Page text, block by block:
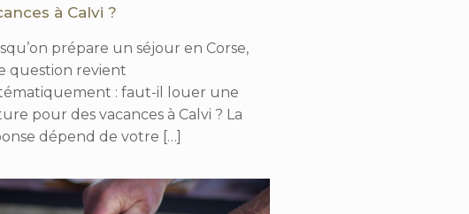
à Calvi ?
prépare un séjour en Corse,
question revient
: faut-il louer une
pour des vacances à Calvi ? La
dépend de votre […]